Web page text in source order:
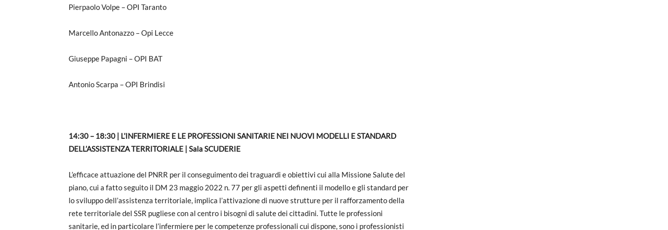
Pierpaolo Volpe – OPI Taranto
Marcello Antonazzo – Opi Lecce
Giuseppe Papagni – OPI BAT
Antonio Scarpa – OPI Brindisi
14:30 – 18:30 | L’INFERMIERE E LE PROFESSIONI SANITARIE NEI NUOVI MODELLI E STANDARD
DELL’ASSISTENZA TERRITORIALE | Sala SCUDERIE
L’efficace attuazione del PNRR per il conseguimento dei traguardi e obiettivi cui alla Missione Salute del
piano, cui a fatto seguito il DM 23 maggio 2022 n. 77 per gli aspetti definenti il modello e gli standard per
lo sviluppo dell’assistenza territoriale, implica l’attivazione di nuove strutture per il rafforzamento della
rete territoriale del SSR pugliese con al centro i bisogni di salute dei cittadini. Tutte le professioni
sanitarie, ed in particolare l’infermiere per le competenze professionali cui dispone, sono i professionisti